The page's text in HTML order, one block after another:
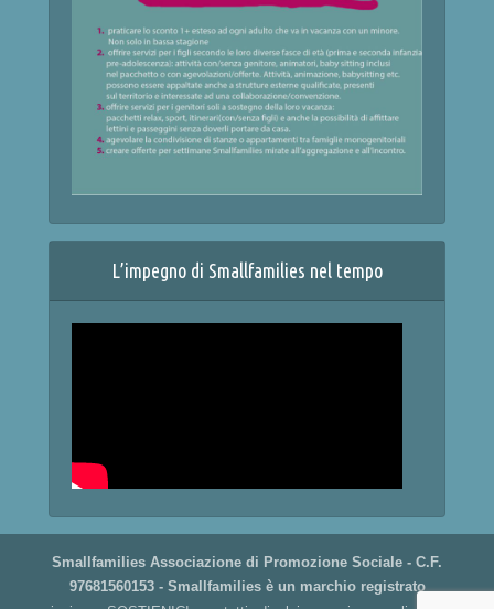
L’impegno di Smallfamilies nel tempo
Smallfamilies Associazione di Promozione Sociale - C.F.
97681560153 - Smallfamilies è un marchio registrato